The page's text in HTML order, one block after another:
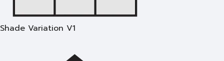
Shade Variation V1